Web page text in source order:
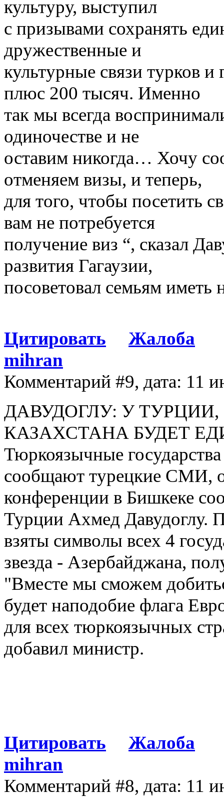
культуру, выступил
с призывами сохранять
дружественные и
культурные связи
плюс 200 тысяч. Именно
так мы всегда
одиночестве и не
оставим никогда… Хочу
отменяем визы, и теперь,
для того, чтобы посетить
вам не потребуется
получение виз “, сказал
развития Гагаузии,
посоветовал семьям иметь
Цитировать
Жалоба
mihran
Комментарий #9, дата: 11
ДАВУДОГЛУ: У
КАЗАХСТАНА БУДЕТ
Тюркоязычные
сообщают турецкие СМИ,
конференции в Бишкеке
Турции Ахмед Давудоглу.
взяты символы всех 4
звезда - Азербайджана,
"Вместе мы сможем
будет наподобие флага
для всех тюркоязычных
добавил министр.
Цитировать
Жалоба
mihran
Комментарий #8, дата: 11